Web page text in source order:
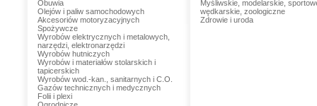
Obuwia
Olejów i paliw samochodowych
Akcesoriów motoryzacyjnych
Spożywcze
Wyrobów elektrycznych i metalowych,
narzędzi, elektronarzędzi
Wyrobów hutniczych
Wyrobów i materiałów stolarskich i
tapicerskich
Wyrobów wod.-kan., sanitarnych i C.O.
Gazów technicznych i medycznych
Folii i plexi
Myśliwskie, modelarskie,
wędkarskie, zoologiczne
Zdrowie i uroda